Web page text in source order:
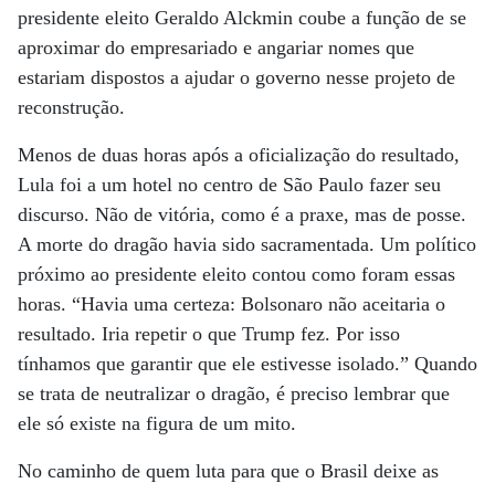
presidente eleito Geraldo Alckmin coube a função de se
aproximar do empresariado e angariar nomes que
estariam dispostos a ajudar o governo nesse projeto de
reconstrução.
Menos de duas horas após a oficialização do resultado,
Lula foi a um hotel no centro de São Paulo fazer seu
discurso. Não de vitória, como é a praxe, mas de posse.
A morte do dragão havia sido sacramentada. Um político
próximo ao presidente eleito contou como foram essas
horas. “Havia uma certeza: Bolsonaro não aceitaria o
resultado. Iria repetir o que Trump fez. Por isso
tínhamos que garantir que ele estivesse isolado.” Quando
se trata de neutralizar o dragão, é preciso lembrar que
ele só existe na figura de um mito.
No caminho de quem luta para que o Brasil deixe as